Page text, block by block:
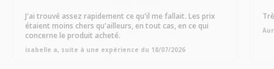
J'ai trouvé assez rapidement ce qu'il me fallait. Les prix
étaient moins chers qu'ailleurs, en tout cas, en ce qui
concerne le produit acheté.
isabelle a, suite à une expérience du 18/07/2026